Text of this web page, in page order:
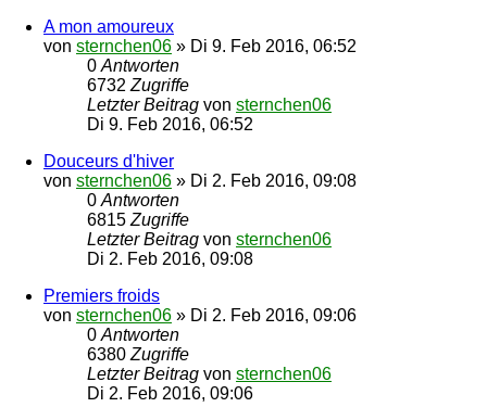
A mon amoureux
von sternchen06 » Di 9. Feb 2016, 06:52
0 Antworten
6732 Zugriffe
Letzter Beitrag von sternchen06
Di 9. Feb 2016, 06:52
Douceurs d'hiver
von sternchen06 » Di 2. Feb 2016, 09:08
0 Antworten
6815 Zugriffe
Letzter Beitrag von sternchen06
Di 2. Feb 2016, 09:08
Premiers froids
von sternchen06 » Di 2. Feb 2016, 09:06
0 Antworten
6380 Zugriffe
Letzter Beitrag von sternchen06
Di 2. Feb 2016, 09:06